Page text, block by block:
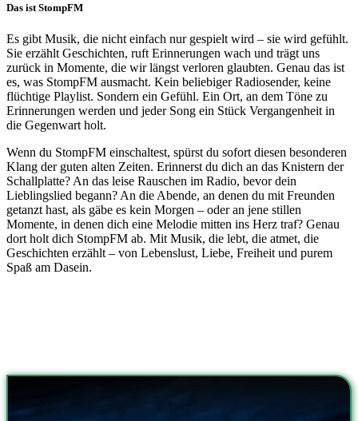
Das ist StompFM
Es gibt Musik, die nicht einfach nur gespielt wird – sie wird gefühlt.
Sie erzählt Geschichten, ruft Erinnerungen wach und trägt uns
zurück in Momente, die wir längst verloren glaubten. Genau das ist
es, was StompFM ausmacht. Kein beliebiger Radiosender, keine
flüchtige Playlist. Sondern ein Gefühl. Ein Ort, an dem Töne zu
Erinnerungen werden und jeder Song ein Stück Vergangenheit in
die Gegenwart holt.
Wenn du StompFM einschaltest, spürst du sofort diesen besonderen
Klang der guten alten Zeiten. Erinnerst du dich an das Knistern der
Schallplatte? An das leise Rauschen im Radio, bevor dein
Lieblingslied begann? An die Abende, an denen du mit Freunden
getanzt hast, als gäbe es kein Morgen – oder an jene stillen
Momente, in denen dich eine Melodie mitten ins Herz traf? Genau
dort holt dich StompFM ab. Mit Musik, die lebt, die atmet, die
Geschichten erzählt – von Lebenslust, Liebe, Freiheit und purem
Spaß am Dasein.